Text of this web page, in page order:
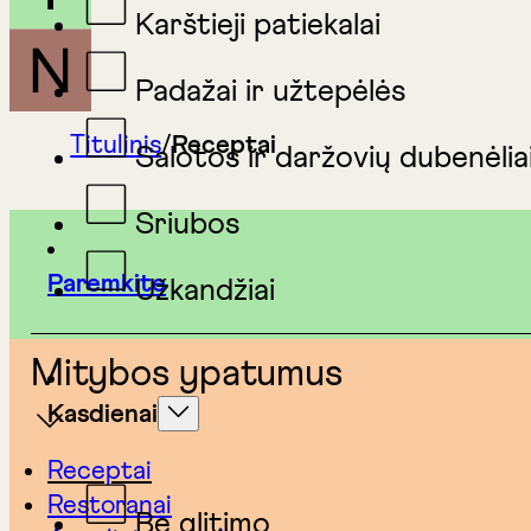
Titulinis/Receptai
Paremkite
Kasdienai
Receptai
Restoranai
Karštieji patiekalai
Padažai ir užtepėlės
Salotos ir daržovių
Sriubos
Užkandžiai
Mitybos ypatumus